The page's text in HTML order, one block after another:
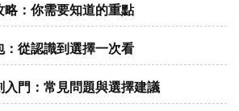
：你需要知道的重點
：從認識到選擇一次看
入門：常見問題與選擇建議